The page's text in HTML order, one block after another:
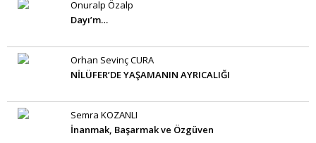
Onuralp Özalp
Dayı’m…
Orhan Sevinç CURA
NİLÜFER’DE YAŞAMANIN AYRICALIĞI
Semra KOZANLI
İnanmak, Başarmak ve Özgüven